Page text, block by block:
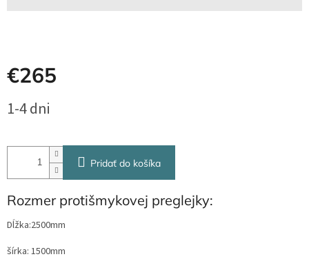
€265
cena:
1-4 dni
Pridať do košíka
Rozmer protišmykovej preglejky:
Dĺžka:2500mm
šírka: 1500mm